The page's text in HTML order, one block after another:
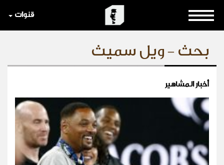
قنوات
بحث - ويل سميث
أخبار المشاهير